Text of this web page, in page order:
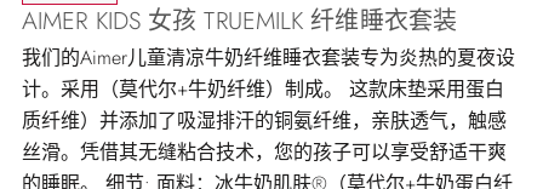
AIMER KIDS 女孩 TRUEMILK 纤维睡衣套装
我们的Aimer儿童清凉牛奶纤维睡衣套装专为炎热的夏夜设
计。采用（莫代尔+牛奶纤维）制成。 这款床垫采用蛋白
质纤维）并添加了吸湿排汗的铜氨纤维，亲肤透气，触感
丝滑。凭借其无缝粘合技术，您的孩子可以享受舒适干爽